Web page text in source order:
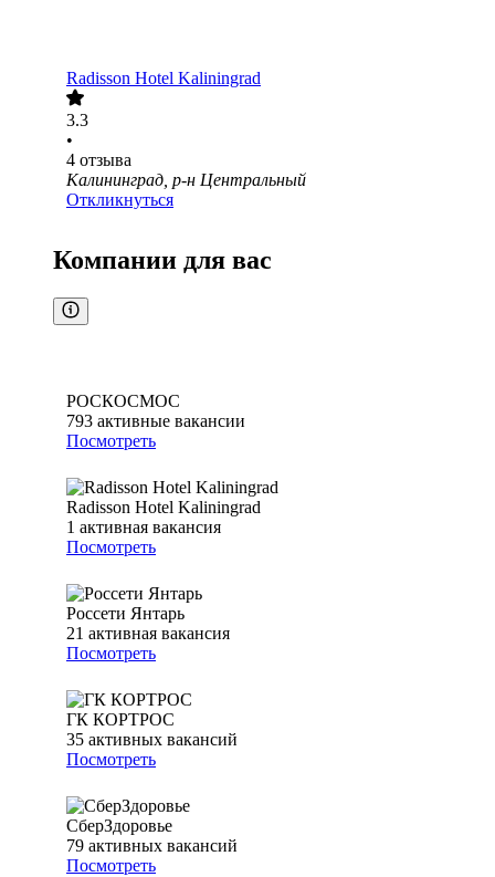
Radisson Hotel Kaliningrad
3.3
•
4 отзыва
Калининград, р-н Центральный
Откликнуться
Компании для вас
РОСКОСМОС
793 активные вакансии
Посмотреть
Radisson Hotel Kaliningrad
1 активная вакансия
Посмотреть
Россети Янтарь
21 активная вакансия
Посмотреть
ГК КОРТРОС
35 активных вакансий
Посмотреть
СберЗдоровье
79 активных вакансий
Посмотреть